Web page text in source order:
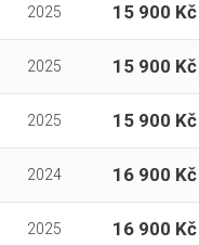
2025 15 900 Kč
2025 15 900 Kč
2025 15 900 Kč
2024 16 900 Kč
2025 16 900 Kč